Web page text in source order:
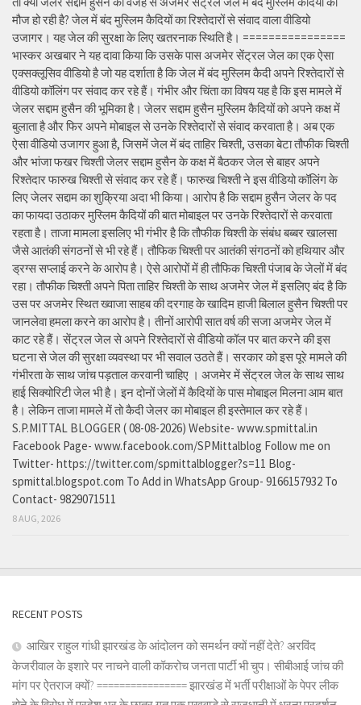
मौज हो रही है? जेल में बंद मुस्लिम कैदियों का रिश्तेदारों से संवाद वाला वीडियो
उजागर। यह जेल की सुरक्षा के लिए खतरनाक स्थिति है। ================
भास्कर अखबार ने यह दावा किया कि उसके पास अजमेर सेंट्रल जेल का एक ऐसा
एक्सक्लूसिव वीडियो है जो यह दर्शाता है कि जेल में बंद मुस्लिम कैदी अपने रिश्तेदारों से
वीडियो कॉलिंग पर संवाद कर रहे हैं। गंभीर और चिंता का विषय यह है कि इस मामले में
जेलर सद्दाम हुसैन की भूमिका है। जेलर सद्दाम हुसैन मुस्लिम कैदियों को अपने कक्ष में
बुलाता है और फिर अपने मोबाइल से उनके रिश्तेदारों से संवाद करवाता है। अब एक
ऐसा वीडियो उजागर हुआ है, जिसमें जेल में बंद ताहिर चिश्ती, उसका बेटा तौफीक चिश्ती
और भांजा फखर चिश्ती जेलर सद्दाम हुसैन के कक्ष में बैठकर जेल से बाहर अपने
रिश्तेदार फारुख चिश्ती से संवाद कर रहे हैं। फारुख चिश्ती ने इस वीडियो कॉलिंग के
लिए जेलर सद्दाम का शुक्रिया अदा भी किया। आरोप है कि सद्दाम हुसैन जेलर के पद
का फायदा उठाकर मुस्लिम कैदियों की बात मोबाइल पर उनके रिश्तेदारों से करवाता
रहता है। ताजा मामला इसलिए भी गंभीर है कि तौफीक चिश्ती के संबंध बब्बर खालसा
जैसे आतंकी संगठनों से भी रहे हैं। तौफिक चिश्ती पर आतंकी संगठनों को हथियार और
ड्रग्स सप्लाई करने के आरोप है। ऐसे आरोपों में ही तौफिक चिश्ती पंजाब के जेलों में बंद
रहा। तौफीक चिश्ती अपने पिता ताहिर चिश्ती के साथ अजमेर जेल में इसलिए बंद है कि
उस पर अजमेर स्थित ख्वाजा साहब की दरगाह के खादिम हाजी बिलाल हुसैन चिश्ती पर
जानलेवा हमला करने का आरोप है। तीनों आरोपी सात वर्ष की सजा अजमेर जेल में
काट रहे हैं। सेंट्रल जेल से अपने रिश्तेदारों से वीडियो कॉल पर बात करने की इस
घटना से जेल की सुरक्षा व्यवस्था पर भी सवाल उठते हैं। सरकार को इस पूरे मामले की
गंभीरता के साथ जांच पड़ताल करवानी चाहिए । अजमेर में सेंट्रल जेल के साथ साथ
हाई सिक्योरिटी जेल भी है। इन दोनों जेलों में कैदियों के पास मोबाइल मिलना आम बात
है। लेकिन ताजा मामले में तो कैदी जेलर का मोबाइल ही इस्तेमाल कर रहे हैं।
S.P.MITTAL BLOGGER ( 08-08-2026) Website- www.spmittal.in
Facebook Page- www.facebook.com/SPMittalblog Follow me on
Twitter- https://twitter.com/spmittalblogger?s=11 Blog-
spmittal.blogspot.com To Add in WhatsApp Group- 9166157932 To
Contact- 9829071511
8 AUG, 2026
RECENT POSTS
आखिर राहुल गांधी झारखंड के आंदोलन को समर्थन क्यों नहीं देते? अरविंद
केजरीवाल के इशारे पर नाचने वाली कॉकरोच जनता पार्टी भी चुप। सीबीआई जांच की
मांग पर ऐतराज क्यों? ================ झारखंड में भर्ती परीक्षाओं के पेपर लीक